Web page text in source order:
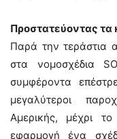
Προστατεύοντας τα
Παρά την τεράστια
στα νομοσχέδια
συμφέροντα
μεγαλύτεροι
Αμερικής, μέχρι
εφαρμογή ένα